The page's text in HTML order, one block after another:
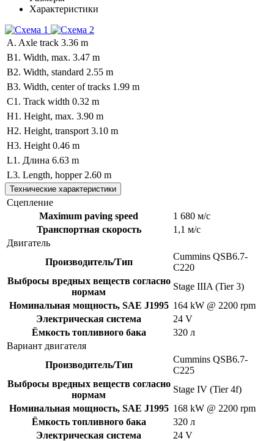
Характеристики
A. Axle track 3.36 m
B1. Width, max. 3.47 m
B2. Width, standard 2.55 m
B3. Width, center of tracks 1.99 m
C1. Track width 0.32 m
H1. Height, max. 3.90 m
H2. Height, transport 3.10 m
H3. Height 0.46 m
L1. Длина 6.63 m
L3. Length, hopper 2.60 m
Технические характеристики
Сцепление
Maximum paving speed
1 680 м/с
Транспортная скорость
1,1 м/с
Двигатель
Производитель/Тип
Cummins QSB6.7-
C220
Выбросы вредных веществ согласно
нормам
Stage IIIA (Tier 3)
Номинальная мощность, SAE J1995 164 kW @ 2200 rpm
Электрическая система
24 V
Ёмкость топливного бака
320 л
Вариант двигателя
Производитель/Тип
Cummins QSB6.7-
C225
Выбросы вредных веществ согласно
нормам
Stage IV (Tier 4f)
Номинальная мощность, SAE J1995 168 kW @ 2200 rpm
Ёмкость топливного бака
320 л
Электрическая система
24 V